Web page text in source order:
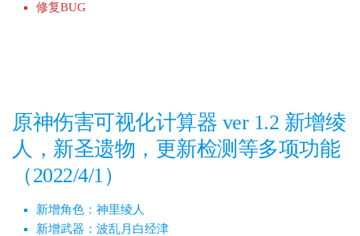
修复BUG
原神伤害可视化计算器 ver 1.2 新增绫
人，新圣遗物，更新检测等多项功能
（2022/4/1）
新增角色：神里绫人
新增武器：波乱月白经津